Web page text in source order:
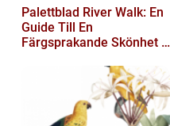
Palettblad River Walk: En
Guide Till En
Färgsprakande Skönhet I